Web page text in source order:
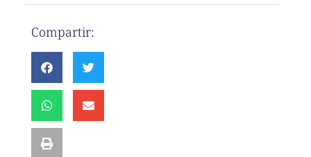
Compartir: